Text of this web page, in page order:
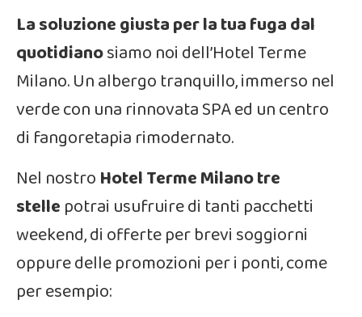
La soluzione giusta per la tua fuga dal
quotidianosiamo noi dell’Hotel Terme
Milano. Un albergo tranquillo, immerso nel
verde con una rinnovata SPA ed un centro
di fangoretapia rimodernato.
Nel nostroHotel Terme Milano tre
stellepotrai usufruire di tanti pacchetti
weekend, di offerte per brevi soggiorni
oppure delle promozioni per i ponti, come
per esempio: